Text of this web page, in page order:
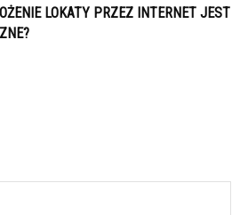
LOKATY PRZEZ INTERNET JEST